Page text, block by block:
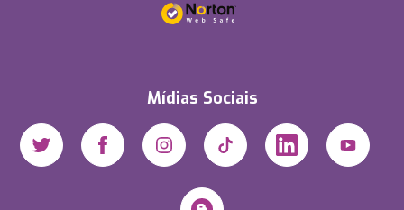
Mídias Sociais